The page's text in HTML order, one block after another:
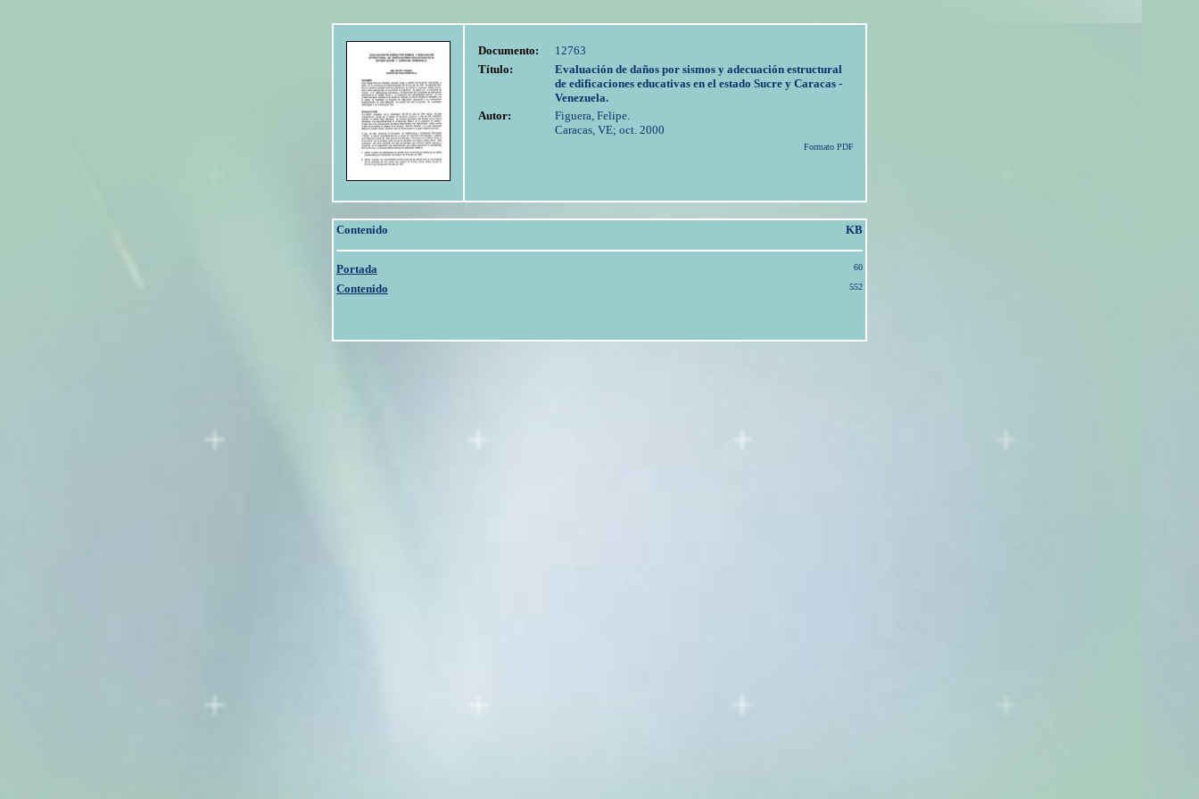
Documento:
12763
Título:
Evaluación de daños por sismos y adecuación estructural
de edificaciones educativas en el estado Sucre y Caracas -
Venezuela.
Autor:
Figuera, Felipe.
Caracas, VE; oct. 2000
Formato PDF
Contenido KB
Portada 60
Contenido 552